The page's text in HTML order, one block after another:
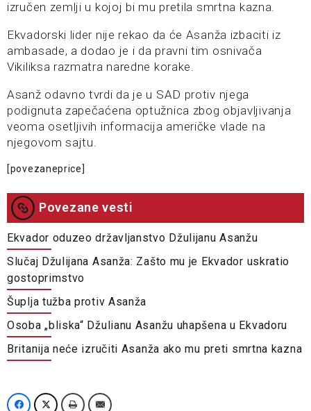
izručen zemlji u kojoj bi mu pretila smrtna kazna.
Ekvadorski lider nije rekao da će Asanža izbaciti iz
ambasade, a dodao je i da pravni tim osnivača
Vikiliksa razmatra naredne korake.
Asanž odavno tvrdi da je u SAD protiv njega
podignuta zapečaćena optužnica zbog objavljivanja
veoma osetljivih informacija američke vlade na
njegovom sajtu.
[povezaneprice]
Povezane vesti
Ekvador oduzeo državljanstvo Džulijanu Asanžu
Slučaj Džulijana Asanža: Zašto mu je Ekvador uskratio
gostoprimstvo
Šuplja tužba protiv Asanža
Osoba „bliska“ Džulianu Asanžu uhapšena u Ekvadoru
Britanija neće izručiti Asanža ako mu preti smrtna kazna